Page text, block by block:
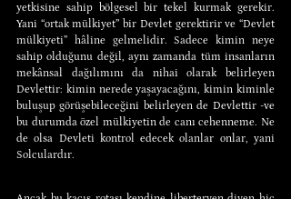
yetkisine sahip bölgesel bir tekel kurmak gerekir.
Yani “ortak mülkiyet” bir Devlet gerektirir ve “Devlet
mülkiyeti” hâline gelmelidir. Sadece kimin neye
sahip olduğunu değil, aynı zamanda tüm insanların
mekânsal dağılımını da nihai olarak belirleyen
Devlettir: kimin nerede yaşayacağını, kimin kiminle
buluşup görüşebileceğini belirleyen de Devlettir -ve
bu durumda özel mülkiyetin de canı cehenneme. Ne
de olsa Devleti kontrol edecek olanlar onlar, yani
Solculardır.